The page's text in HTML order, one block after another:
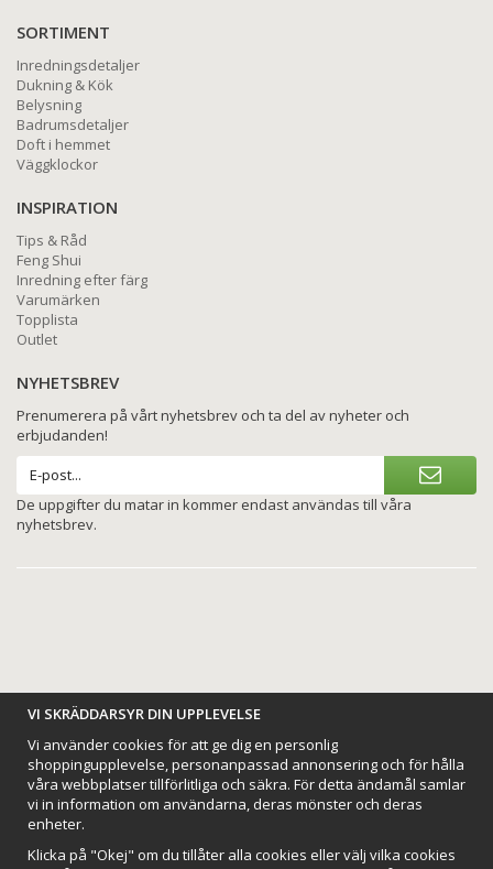
SORTIMENT
Inredningsdetaljer
Dukning & Kök
Belysning
Badrumsdetaljer
Doft i hemmet
Väggklockor
INSPIRATION
Tips & Råd
Feng Shui
Inredning efter färg
Varumärken
Topplista
Outlet
NYHETSBREV
Prenumerera på vårt nyhetsbrev och ta del av nyheter och
erbjudanden!
De uppgifter du matar in kommer endast användas till våra
nyhetsbrev.
BETALNINGSALTERNATIV
VI SKICKAR MED
VI SKRÄDDARSYR DIN UPPLEVELSE
Vi använder cookies för att ge dig en personlig
shoppingupplevelse, personanpassad annonsering och för hålla
våra webbplatser tillförlitliga och säkra. För detta ändamål samlar
vi in information om användarna, deras mönster och deras
enheter.
Klicka på "Okej" om du tillåter alla cookies eller välj vilka cookies